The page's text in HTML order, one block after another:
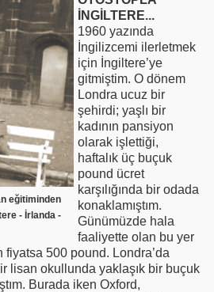
eğitiminden
- İrlanda -
İNGİLTERE...
1960 yazında
İngilizcemi ilerletmek
için İngiltere’ye
gitmiştim. O dönem
Londra ucuz bir
şehirdi; yaşlı bir
kadının pansiyon
olarak işlettiği,
haftalık üç buçuk
pound ücret
karşılığında bir odada
konaklamıştım.
Günümüzde hala
faaliyette olan bu yer
500 pound. Londra’da
lisan okullunda yaklaşık bir buçuk
Burada iken Oxford,